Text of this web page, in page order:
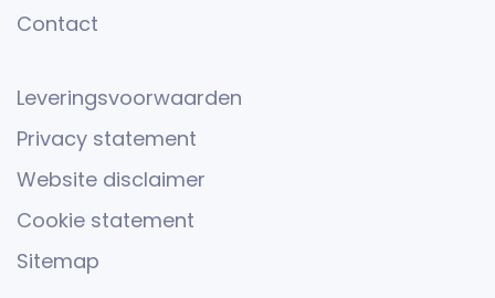
Contact
Leveringsvoorwaarden
Privacy statement
Website disclaimer
Cookie statement
Sitemap